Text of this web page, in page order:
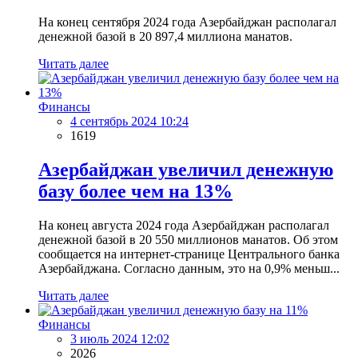
На конец сентября 2024 года Азербайджан располагал
денежной базой в 20 897,4 миллиона манатов.
Читать далее
Финансы
4 сентябрь 2024 10:24
1619
Азербайджан увеличил денежную
базу более чем на 13%
На конец августа 2024 года Азербайджан располагал
денежной базой в 20 550 миллионов манатов. Об этом
сообщается на интернет-странице Центрального банка
Азербайджана. Согласно данным, это на 0,9% меньш...
Читать далее
Финансы
3 июль 2024 12:02
2026